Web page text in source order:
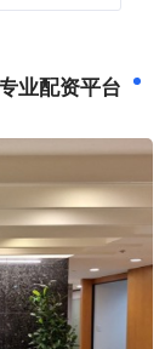
业配资平台